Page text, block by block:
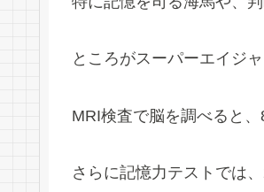
ところがスーパーエイジ
MRI検査で脳を調べると
さらに記憶力テストでは